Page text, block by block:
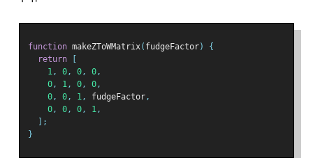
function makeZToWMatrix( fudgeFactor)
{
return
[
1 , 0 , 0 , 0 ,
0 , 1 , 0 , 0 ,
0 , 0 , 1 , fudgeFactor ,
0 , 0 , 0 , 1 ,
];
}